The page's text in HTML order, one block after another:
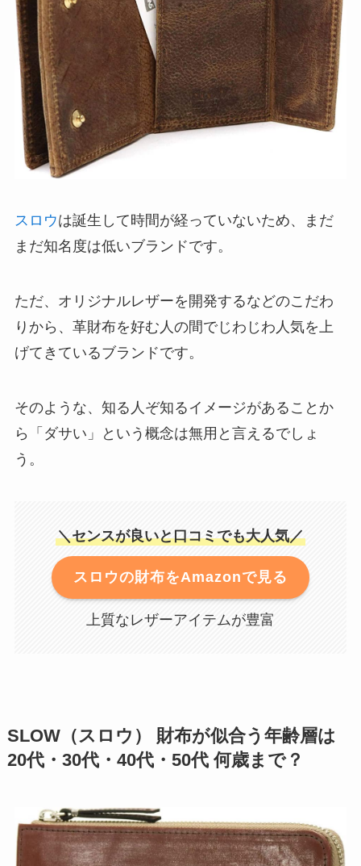
スロウは誕生して時間が経っていないため、まだ
まだ知名度は低いブランドです。
ただ、オリジナルレザーを開発するなどのこだわ
りから、革財布を好む人の間でじわじわ人気を上
げてきているブランドです。
そのような、知る人ぞ知るイメージがあることか
ら「ダサい」という概念は無用と言えるでしょ
う。
＼センスが良いと口コミでも大人気／
スロウの財布をAmazonで見る
上質なレザーアイテムが豊富
SLOW（スロウ） 財布が似合う年齢層は
20代・30代・40代・50代 何歳まで？